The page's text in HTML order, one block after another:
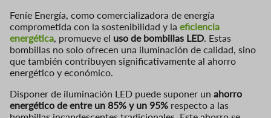
Feníe Energía, como comercializadora de energía
comprometida con la sostenibilidad y la eficiencia
energética , promueve el uso de bombillas LED . Estas
bombillas no solo ofrecen una iluminación de calidad, sino
que también contribuyen significativamente al ahorro
energético y económico.
Disponer de iluminación LED puede suponer un ahorro
energético de entre un 85% y un 95% respecto a las